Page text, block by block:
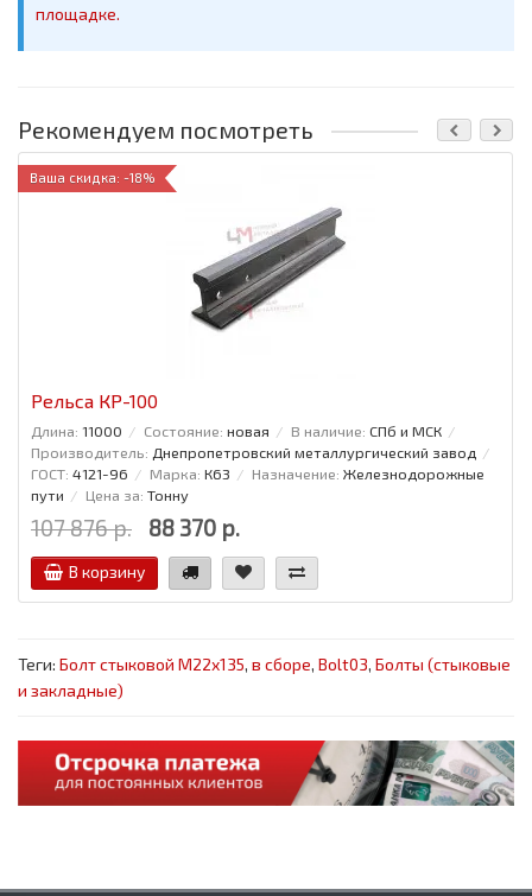
площадке.
Рекомендуем посмотреть
Ваша скидка: -18%
Рельса КР-100
Длина: 11000 Состояние: новая В наличие: СПб и МСК
Производитель: Днепропетровский металлургический завод
ГОСТ: 4121-96 Марка: К63 Назначение: Железнодорожные
пути
Цена за: Тонну
107 876 р. 88 370 р.
В корзину
Теги: Болт стыковой М22х135, в сборе, Bolt03, Болты (стыковые
и закладные)